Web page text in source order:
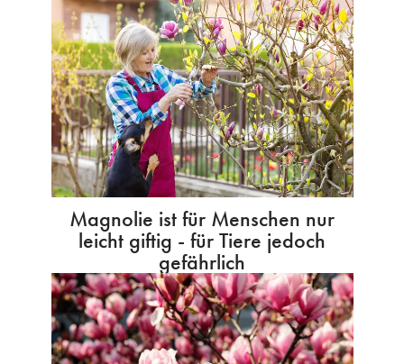
Magnolie ist für Menschen nur
leicht giftig - für Tiere jedoch
gefährlich